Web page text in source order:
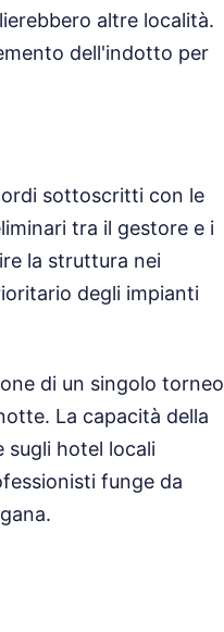
altre località.
dell'indotto per
sottoscritti con le
tra il gestore e i
la struttura nei
degli impianti
di un singolo torneo
La capacità della
sugli hotel locali
funge da